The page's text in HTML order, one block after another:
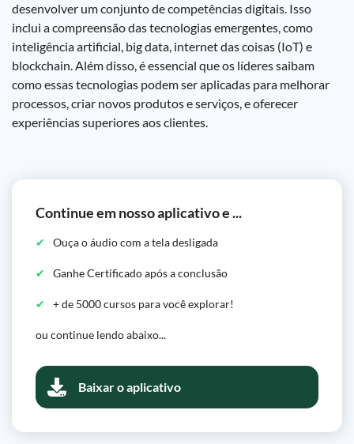
desenvolver um conjunto de competências digitais. Isso
inclui a compreensão das tecnologias emergentes, como
inteligência artificial, big data, internet das coisas (IoT) e
blockchain. Além disso, é essencial que os líderes saibam
como essas tecnologias podem ser aplicadas para melhorar
processos, criar novos produtos e serviços, e oferecer
experiências superiores aos clientes.
Continue em nosso aplicativo e ...
Ouça o áudio com a tela desligada
Ganhe Certificado após a conclusão
+ de 5000 cursos para você explorar!
ou continue lendo abaixo...
Baixar o aplicativo